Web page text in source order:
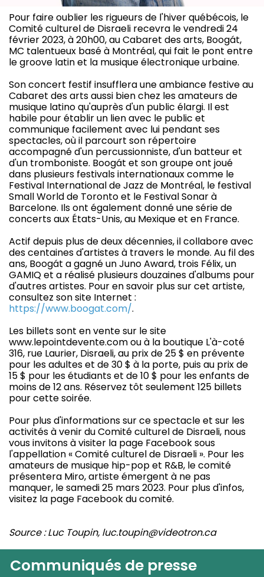
Pour faire oublier les rigueurs de l'hiver québécois, le
Comité culturel de Disraeli recevra le vendredi 24
février 2023, à 20h00, au Cabaret des arts, Boogát,
MC talentueux basé à Montréal, qui fait le pont entre
le groove latin et la musique électronique urbaine.
Son concert festif insufflera une ambiance festive au
Cabaret des arts aussi bien chez les amateurs de
musique latino qu'auprès d'un public élargi. Il est
habile pour établir un lien avec le public et
communique facilement avec lui pendant ses
spectacles, où il parcourt son répertoire
accompagné d'un percussionniste, d'un batteur et
d'un tromboniste. Boogát et son groupe ont joué
dans plusieurs festivals internationaux comme le
Festival International de Jazz de Montréal, le festival
Small World de Toronto et le Festival Sonar à
Barcelone. Ils ont également donné une série de
concerts aux États-Unis, au Mexique et en France.
Actif depuis plus de deux décennies, il collabore avec
des centaines d'artistes à travers le monde. Au fil des
ans, Boogát a gagné un Juno Award, trois Félix, un
GAMIQ et a réalisé plusieurs douzaines d'albums pour
d'autres artistes. Pour en savoir plus sur cet artiste,
consultez son site Internet :
https://www.boogat.com/.
Les billets sont en vente sur le site
www.lepointdevente.com ou à la boutique L'à-coté
316, rue Laurier, Disraeli, au prix de 25 $ en prévente
pour les adultes et de 30 $ à la porte, puis au prix de
15 $ pour les étudiants et de 10 $ pour les enfants de
moins de 12 ans. Réservez tôt seulement 125 billets
pour cette soirée.
Pour plus d'informations sur ce spectacle et sur les
activités à venir du Comité culturel de Disraeli, nous
vous invitons à visiter la page Facebook sous
l'appellation « Comité culturel de Disraeli ». Pour les
amateurs de musique hip-pop et R&B, le comité
présentera Miro, artiste émergent à ne pas
manquer, le samedi 25 mars 2023. Pour plus d'infos,
visitez la page Facebook du comité.
Source : Luc Toupin, luc.toupin@videotron.ca
Communiqués de presse